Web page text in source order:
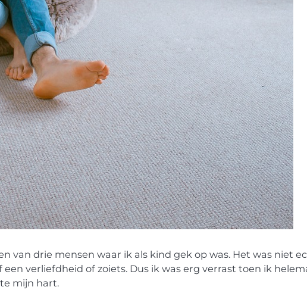
van drie mensen waar ik als kind gek op was. Het was niet
verliefdheid of zoiets. Dus ik was erg verrast toen ik
mijn hart.